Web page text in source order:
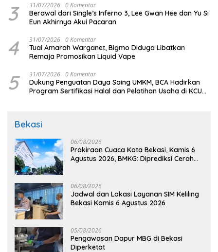
3 31/07/2026 0 Komentar
Berawal dari Single’s Inferno 3, Lee Gwan Hee dan Yu Si
Eun Akhirnya Akui Pacaran
4 31/07/2026 0 Komentar
Tuai Amarah Warganet, Bigmo Diduga Libatkan
Remaja Promosikan Liquid Vape
5 31/07/2026 0 Komentar
Dukung Penguatan Daya Saing UMKM, BCA Hadirkan
Program Sertifikasi Halal dan Pelatihan Usaha di KCU
Bekasi
06/08/2026
Prakiraan Cuaca Kota Bekasi, Kamis 6
Agustus 2026, BMKG: Diprediksi Cerah
06/08/2026
Jadwal dan Lokasi Layanan SIM Keliling
Bekasi Kamis 6 Agustus 2026
05/08/2026
Pengawasan Dapur MBG di Bekasi
Diperketat